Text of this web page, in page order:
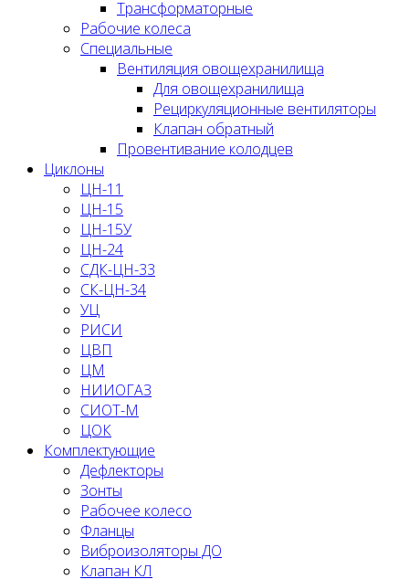
Трансформаторные
Рабочие колеса
Специальные
Вентиляция овощехранилища
Для овощехранилища
Рециркуляционные вентиляторы
Клапан обратный
Провентивание колодцев
Циклоны
ЦН-11
ЦН-15
ЦН-15У
ЦН-24
СДК-ЦН-33
СК-ЦН-34
УЦ
РИСИ
ЦВП
ЦМ
НИИОГАЗ
СИОТ-М
ЦОК
Комплектующие
Дефлекторы
Зонты
Рабочее колесо
Фланцы
Виброизоляторы ДО
Клапан КЛ